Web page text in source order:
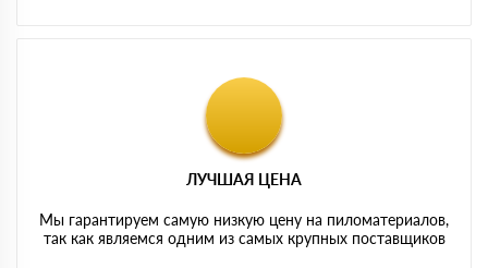
ЛУЧШАЯ ЦЕНА
Мы гарантируем самую низкую цену на пиломатериалов,
так как являемся одним из самых крупных поставщиков